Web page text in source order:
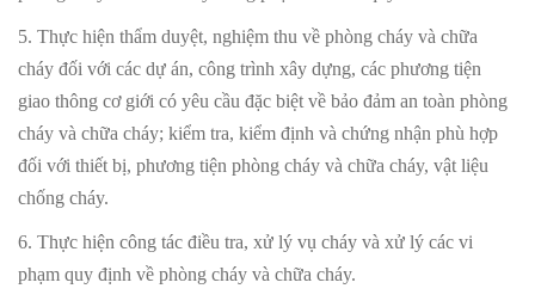
5. Thực hiện thẩm duyệt, nghiệm thu về phòng cháy và chữa
cháy đối với các dự án, công trình xây dựng, các phương tiện
giao thông cơ giới có yêu cầu đặc biệt về bảo đảm an toàn phòng
cháy và chữa cháy; kiểm tra, kiểm định và chứng nhận phù hợp
đối với thiết bị, phương tiện phòng cháy và chữa cháy, vật liệu
chống cháy.
6. Thực hiện công tác điều tra, xử lý vụ cháy và xử lý các vi
phạm quy định về phòng cháy và chữa cháy.